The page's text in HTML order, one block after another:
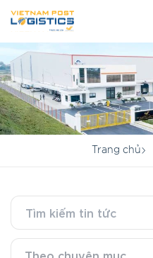
Trang chủ
Theo chuyên mục